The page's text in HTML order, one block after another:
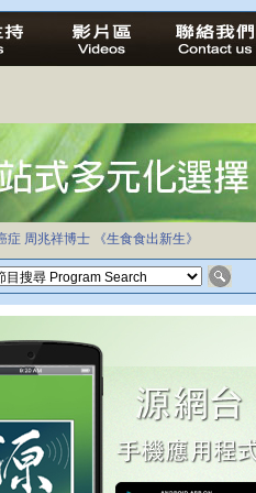
症 周兆祥博士 《生食食出新生》